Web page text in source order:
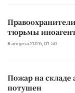
тюрьмы
8 августа 2026, 01:50
Пожар на складе
потушен